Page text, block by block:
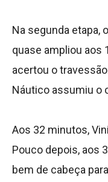
Na segunda etapa,
quase ampliou aos
acertou o
Náutico assumiu o
Aos 32 minutos,
Pouco depois, aos
bem de cabeça